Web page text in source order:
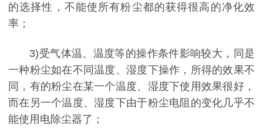
的选择性，不能使所有粉尘都的获得很高的净化效
率；
3)受气体温、温度等的操作条件影响较大，同是
一种粉尘如在不同温度、湿度下操作，所得的效果不
同，有的粉尘在某一个温度、湿度下使用效果很好，
而在另一个温度、湿度下由于粉尘电阻的变化几乎不
能使用电除尘器了；